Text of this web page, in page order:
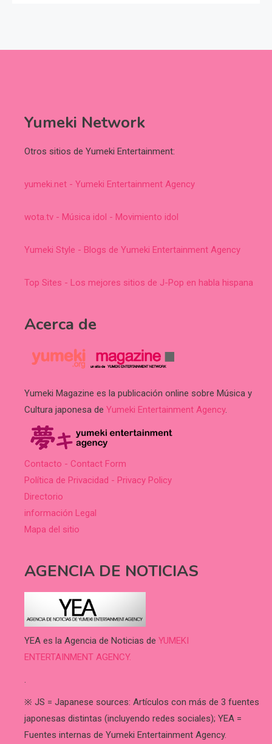
Yumeki Network
Otros sitios de Yumeki Entertainment:
yumeki.net - Yumeki Entertainment Agency
wota.tv - Música idol - Movimiento idol
Yumeki Style - Blogs de Yumeki Entertainment Agency
Top Sites - Los mejores sitios de J-Pop en habla hispana
Acerca de
Yumeki Magazine es la publicación online sobre Música y
Cultura japonesa de Yumeki Entertainment Agency.
Contacto - Contact Form
Política de Privacidad - Privacy Policy
Directorio
información Legal
Mapa del sitio
AGENCIA DE NOTICIAS
YEA es la Agencia de Noticias de YUMEKI
ENTERTAINMENT AGENCY.
.
※ JS = Japanese sources: Artículos con más de 3 fuentes
japonesas distintas (incluyendo redes sociales); YEA =
Fuentes internas de Yumeki Entertainment Agency.